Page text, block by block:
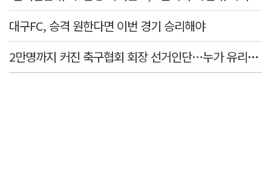
대구FC, 승격 원한다면 이번 경기 승리해야
2만명까지 커진 축구협회 회장 선거인단…누가 유리할까